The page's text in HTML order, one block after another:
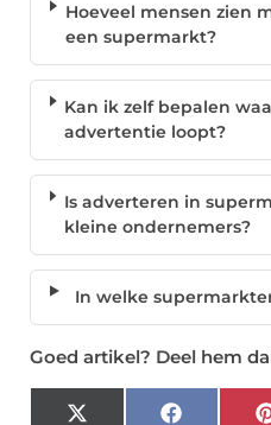
Hoeveel mensen zien
een supermarkt?
Kan ik zelf bepalen
advertentie loopt?
Is adverteren in
kleine ondernemers?
In welke
Goed artikel? Deel hem